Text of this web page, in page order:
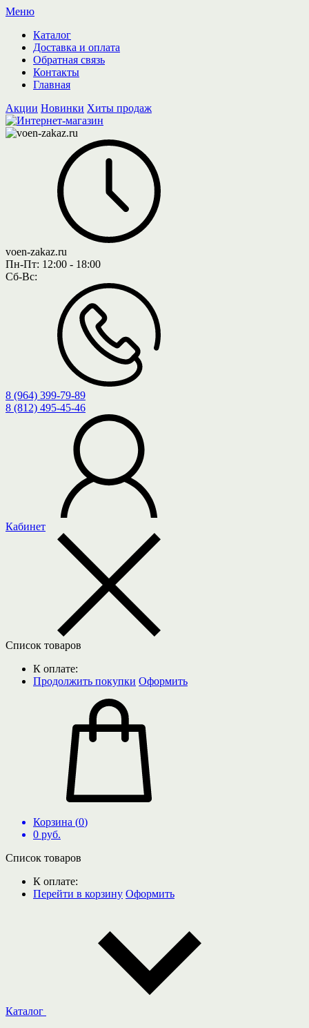
Меню
Каталог
Доставка и оплата
Обратная связь
Контакты
Главная
Акции Новинки Хиты продаж
voen-zakaz.ru
Пн-Пт: 12:00 - 18:00
Сб-Вс:
8 (964) 399-79-89
8 (812) 495-45-46
Кабинет
Список товаров
К оплате:
Продолжить покупки Оформить
Корзина (0)
0 руб.
Список товаров
К оплате:
Перейти в корзину Оформить
Каталог